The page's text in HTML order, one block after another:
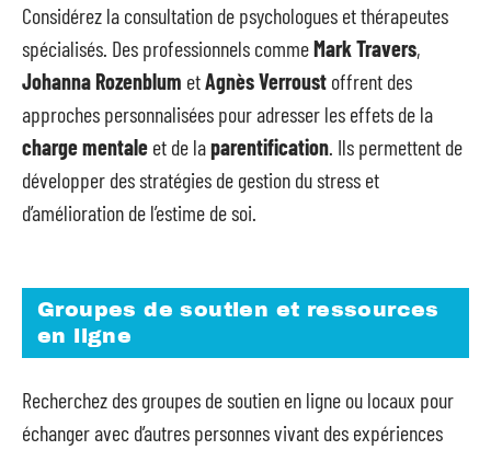
Considérez la consultation de psychologues et thérapeutes
spécialisés. Des professionnels commeMark Travers,
Johanna Rozenblum etAgnès Verroust offrent des
approches personnalisées pour adresser les effets de la
charge mentale et de laparentification . Ils permettent de
développer des stratégies de gestion du stress et
d’amélioration de l’estime de soi.
Groupes de soutien et ressources
en ligne
Recherchez des groupes de soutien en ligne ou locaux pour
échanger avec d’autres personnes vivant des expériences